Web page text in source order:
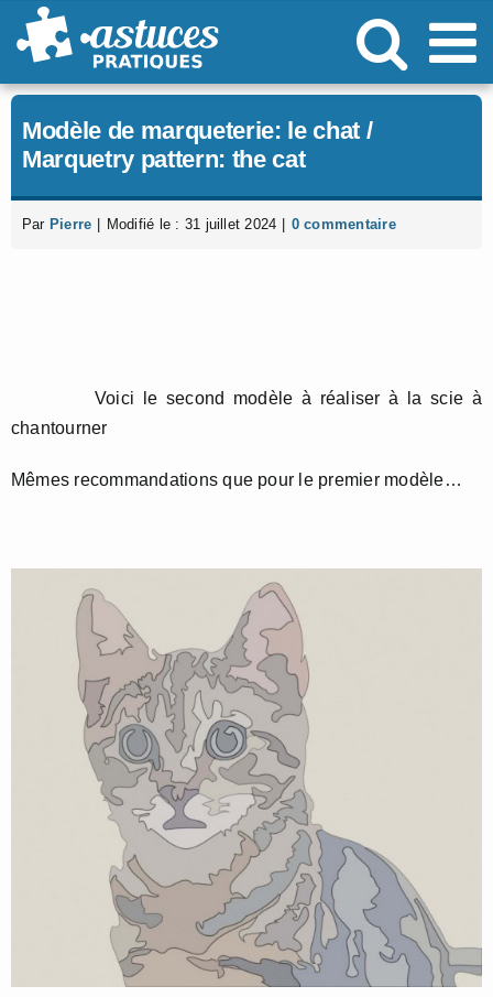
Passer
au
Modèle de marqueterie: le chat /
Marquetry pattern: the cat
Par Pierre Modifié le : 31 juillet 2024 0 commentaire
Voici le second modèle à réaliser à la scie à
chantourner
Mêmes recommandations que pour le premier modèle…